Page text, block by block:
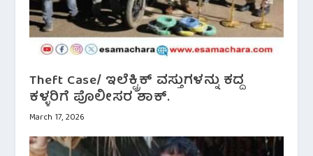
Theft Case/ ಇಲೆಕ್ಟ್ರಿಕ್ ವಸ್ತುಗಳನ್ನು ‌ಕದ್ದ
ಕಳ್ಳರಿಗೆ ಪೊಲೀಸರ ಶಾಕ್.
March 17, 2026